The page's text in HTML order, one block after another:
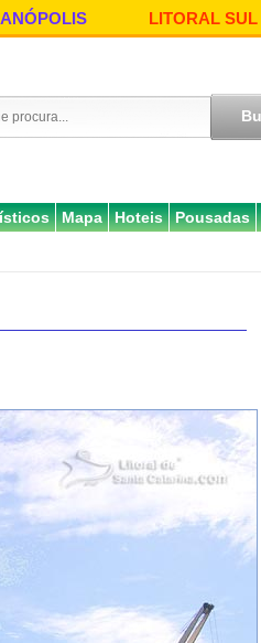
LITORAL SUL
Mapa Hoteis Pousadas